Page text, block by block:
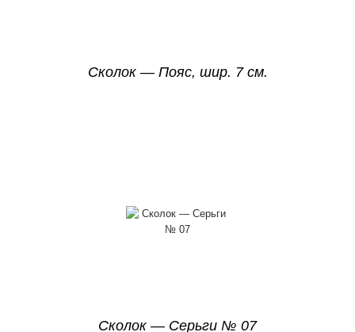
Сколок — Пояс, шир. 7 см.
Сколок — Серьги № 07